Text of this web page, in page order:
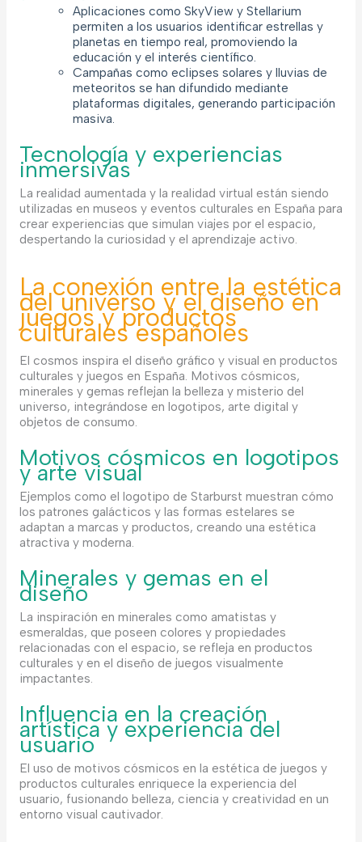
Aplicaciones como SkyView y Stellarium
permiten a los usuarios identificar estrellas y
planetas en tiempo real, promoviendo la
educación y el interés científico.
Campañas como eclipses solares y lluvias de
meteoritos se han difundido mediante
plataformas digitales, generando participación
masiva.
Tecnología y experiencias
inmersivas
La realidad aumentada y la realidad virtual están siendo
utilizadas en museos y eventos culturales en España para
crear experiencias que simulan viajes por el espacio,
despertando la curiosidad y el aprendizaje activo.
La conexión entre la estética
del universo y el diseño en
juegos y productos
culturales españoles
El cosmos inspira el diseño gráfico y visual en productos
culturales y juegos en España. Motivos cósmicos,
minerales y gemas reflejan la belleza y misterio del
universo, integrándose en logotipos, arte digital y
objetos de consumo.
Motivos cósmicos en logotipos
y arte visual
Ejemplos como el logotipo de Starburst muestran cómo
los patrones galácticos y las formas estelares se
adaptan a marcas y productos, creando una estética
atractiva y moderna.
Minerales y gemas en el
diseño
La inspiración en minerales como amatistas y
esmeraldas, que poseen colores y propiedades
relacionadas con el espacio, se refleja en productos
culturales y en el diseño de juegos visualmente
impactantes.
Influencia en la creación
artística y experiencia del
usuario
El uso de motivos cósmicos en la estética de juegos y
productos culturales enriquece la experiencia del
usuario, fusionando belleza, ciencia y creatividad en un
entorno visual cautivador.